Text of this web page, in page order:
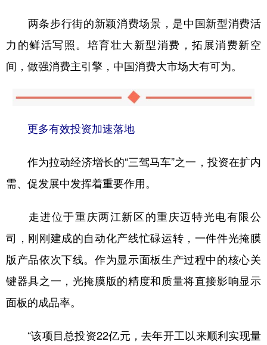
两条步行街的新颖消费场景，是中国新型消费活
力的鲜活写照。培育壮大新型消费，拓展消费新空
间，做强消费主引擎，中国消费大市场大有可为。
更多有效投资加速落地
作为拉动经济增长的“三驾马车”之一，投资在扩内
需、促发展中发挥着重要作用。
走进位于重庆两江新区的重庆迈特光电有限公
司，刚刚建成的自动化产线忙碌运转，一件件光掩膜
版产品依次下线。作为显示面板生产过程中的核心关
键器具之一，光掩膜版的精度和质量将直接影响显示
面板的成品率。
“该项目总投资22亿元，去年开工以来顺利实现量